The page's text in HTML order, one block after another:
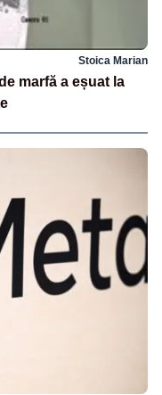
Stoica Marian
marfă a eșuat la